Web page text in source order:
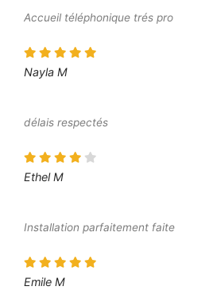
Accueil téléphonique trés pro
Nayla M
délais respectés
Ethel M
Installation parfaitement faite
Emile M